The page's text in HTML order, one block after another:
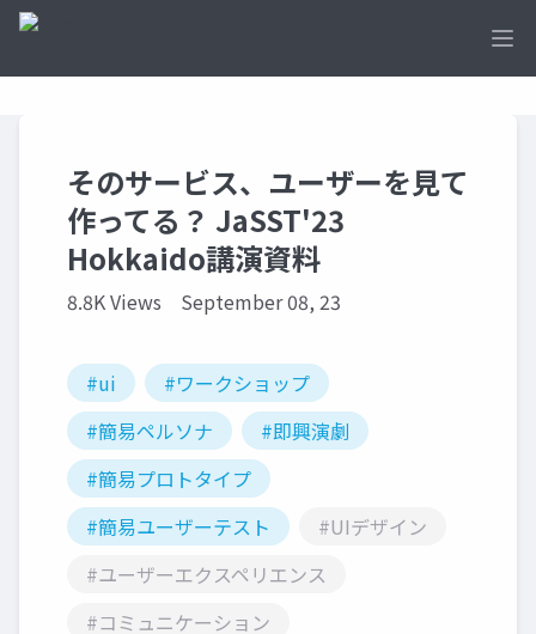
そのサービス、ユーザーを見て
作ってる？ JaSST'23
Hokkaido講演資料
8.8K Views September 08, 23
#ui
#ワークショップ
#簡易ペルソナ
#即興演劇
#簡易プロトタイプ
#簡易ユーザーテスト
#UIデザイン
#ユーザーエクスペリエンス
#コミュニケーション